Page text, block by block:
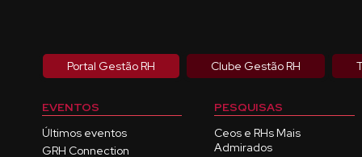
Portal Gestão RH Clube Gestão RH
EVENTOS
Últimos eventos
GRH Connection
PESQUISAS
Ceos e RHs Mais
Admirados